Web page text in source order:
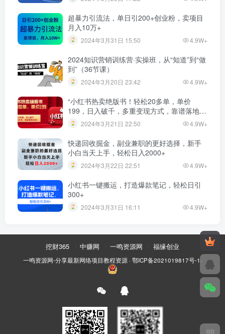
超暴力引流法，单日引200+创业粉，卖项目
月入10万+
2024年3月31日 15:50 4.9W+
2024知识营销训练营·实操班，从“知道”到“做
到”（36节课）
2024年3月20日 23:42 4.9W+
“小红书热卖绝版书！轻松20多单，单价
199，日入破千，多重变现方式，靠谱落地项
目！”2024年3月21日 22:50 4.9W+
快递回收掘金，副业兼职的更好选择，新手
小白当天上手，轻松日入2000+
2024年3月22日 22:51 4.9W+
小红书一键搬运，打造爆款笔记，轻松日引
300+
2024年3月31日 16:11 4.9W+
挖财365 中赚网 一鸣资源网 福缘创业
一鸣资源网-分享最新网络项目教程资源 · 鄂ICP备2021019817号-1 ·